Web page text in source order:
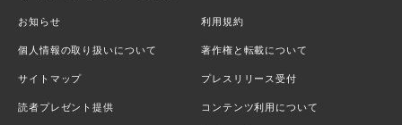
お知らせ 利用規約
個人情報の取り扱いについて 著作権と転載について
サイトマップ プレスリリース受付
読者プレゼント提供 コンテンツ利用について